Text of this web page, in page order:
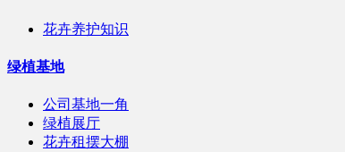
花卉养护知识
绿植基地
公司基地一角
绿植展厅
花卉租摆大棚